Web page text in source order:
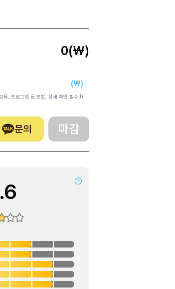
0(₩)
(₩)
육, 프로그램 등 포함, 상세 확인 필수!!)
문의 마감